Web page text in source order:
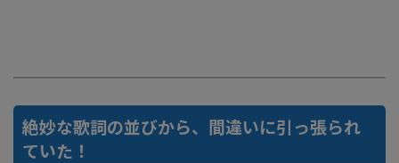
絶妙な歌詞の並びから、間違いに引っ張られ
ていた！